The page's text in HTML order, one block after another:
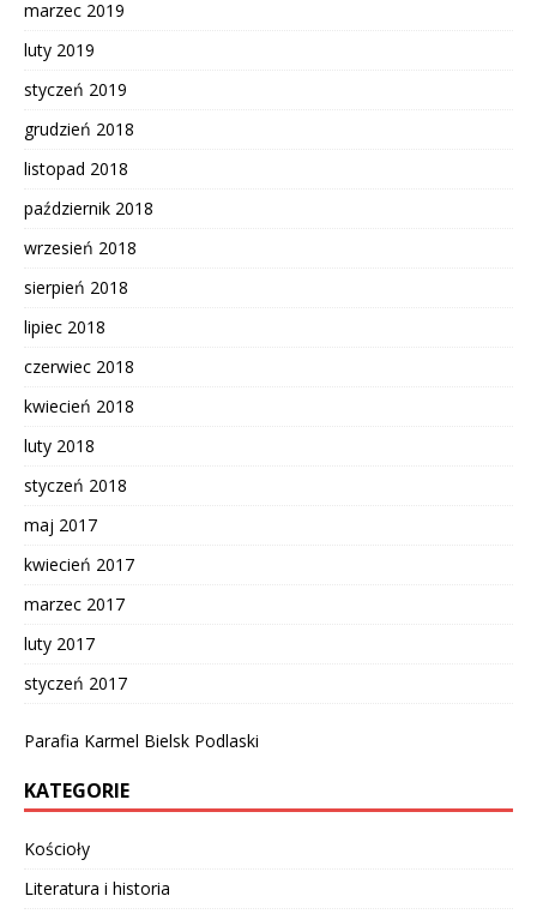
marzec 2019
luty 2019
styczeń 2019
grudzień 2018
listopad 2018
październik 2018
wrzesień 2018
sierpień 2018
lipiec 2018
czerwiec 2018
kwiecień 2018
luty 2018
styczeń 2018
maj 2017
kwiecień 2017
marzec 2017
luty 2017
styczeń 2017
Parafia Karmel Bielsk Podlaski
KATEGORIE
Kościoły
Literatura i historia